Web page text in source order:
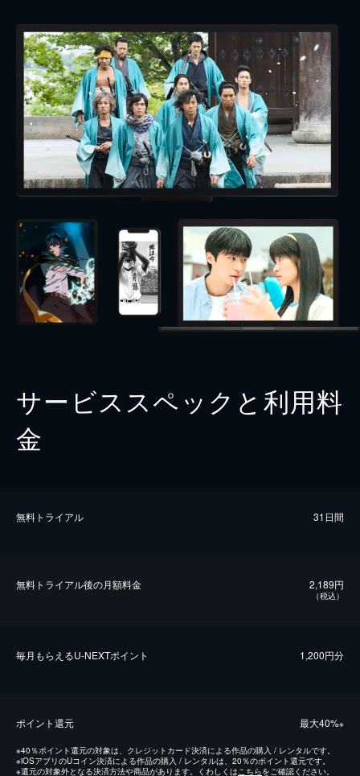
サービススペックと利用料
金
無料トライアル 31日間
無料トライアル後の⽉額料金 2,189円
（税込）
毎⽉もらえるU-NEXTポイント 1,200円分
ポイント還元 最⼤40%※
※40％ポイント還元の対象は、クレジットカード決済による作品の購入 / レンタルです。
※iOSアプリのUコイン決済による作品の購入 / レンタルは、20％のポイント還元です。
※還元の対象外となる決済方法や商品があります。くわしくはこちらをご確認ください。